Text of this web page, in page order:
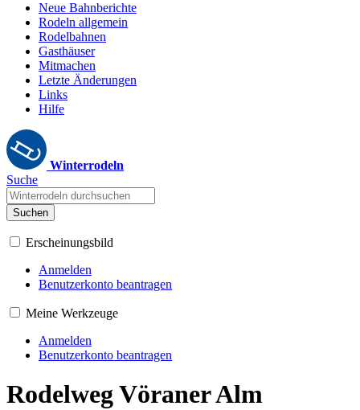
Neue Bahnberichte
Rodeln allgemein
Rodelbahnen
Gasthäuser
Mitmachen
Letzte Änderungen
Links
Hilfe
Winterrodeln
Suche
Suchen
Erscheinungsbild
Anmelden
Benutzerkonto beantragen
Meine Werkzeuge
Anmelden
Benutzerkonto beantragen
Rodelweg Vöraner Alm